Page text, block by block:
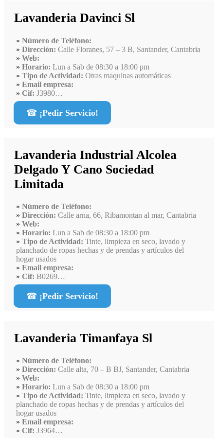
Lavanderia Davinci Sl
Número de Teléfono:
Dirección: Calle Floranes, 57 – 3 B, Santander, Cantabria
Web:
Horario: Lun a Sab de 08:30 a 18:00 pm
Tipo de Actividad: Otras maquinas automáticas
Email empresa:
Cif: J3980…
☎ ¡Pedir Servicio!
Lavanderia Industrial Alcolea
Delgado Y Cano Sociedad
Limitada
Número de Teléfono:
Dirección: Calle arna, 66, Ribamontan al mar, Cantabria
Web:
Horario: Lun a Sab de 08:30 a 18:00 pm
Tipo de Actividad: Tinte, limpieza en seco, lavado y
planchado de ropas hechas y de prendas y artículos del
hogar usados
Email empresa:
Cif: B0269…
☎ ¡Pedir Servicio!
Lavanderia Timanfaya Sl
Número de Teléfono:
Dirección: Calle alta, 70 – B BJ, Santander, Cantabria
Web:
Horario: Lun a Sab de 08:30 a 18:00 pm
Tipo de Actividad: Tinte, limpieza en seco, lavado y
planchado de ropas hechas y de prendas y artículos del
hogar usados
Email empresa:
Cif: J3964…